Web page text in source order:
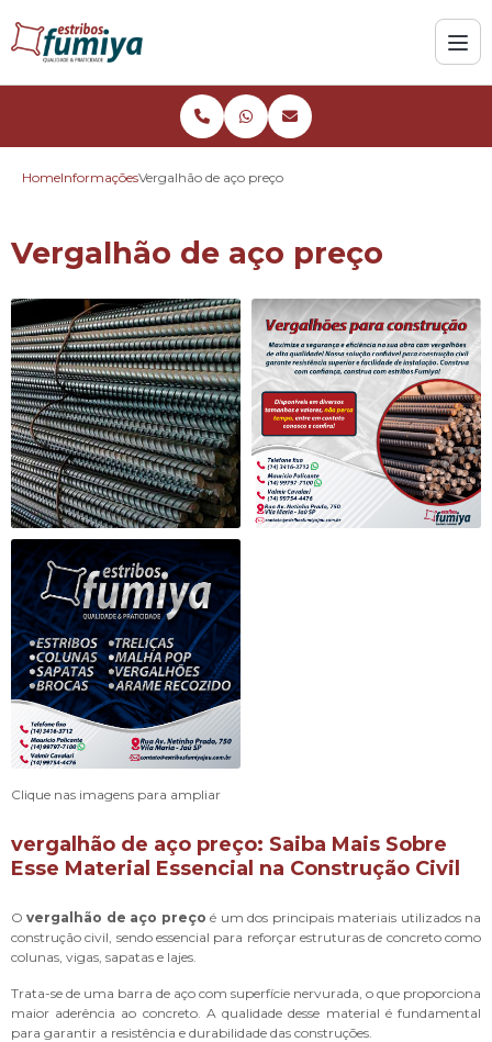
HomeInformaçõesVergalhão de aço preço
Vergalhão de aço preço
Clique nas imagens para ampliar
vergalhão de aço preço: Saiba Mais Sobre
Esse Material Essencial na Construção Civil
Overgalhão de aço preço é um dos principais materiais utilizados na
construção civil, sendo essencial para reforçar estruturas de concreto como
colunas, vigas, sapatas e lajes.
Trata-se de uma barra de aço com superfície nervurada, o que proporciona
maior aderência ao concreto. A qualidade desse material é fundamental
para garantir a resistência e durabilidade das construções.